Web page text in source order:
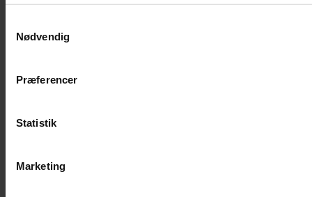
Nødvendig
Præferencer
Statistik
Marketing